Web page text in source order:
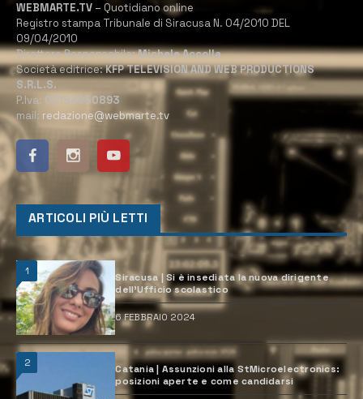
WEBMARTE.TV – Quotidiano online
Registro stampa Tribunale di Siracusa N. 04/2010 DEL
09/04/2010
Direttore Responsabile:Michele Accolla
Società editrice:KFP TELEVISION AND WEB PRODUCTIONS
S.R.L.S.
P.Iva: 02184950893
mail: redazione@webmarte.tv
ARTICOLI PIÙ LETTI
1
Siracusa | Si è insediata la nuova dirigente
dell’Ufficio scolastico
6 FEBBRAIO 2024
2
Catania | Assunzioni alla StMicroelectronics:
posizioni aperte e come candidarsi